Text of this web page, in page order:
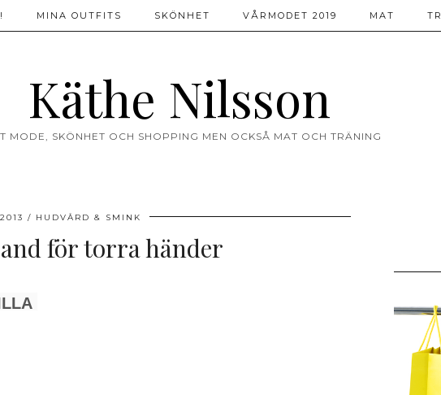
Käthe Nilsson
MODE, SKÖNHET OCH SHOPPING MEN OCKSÅ MAT OCH TRÄNING
MINA OUTFITS SKÖNHET VÅRMODET 2019 MAT
HUDVÅRD & SMINK
för torra händer